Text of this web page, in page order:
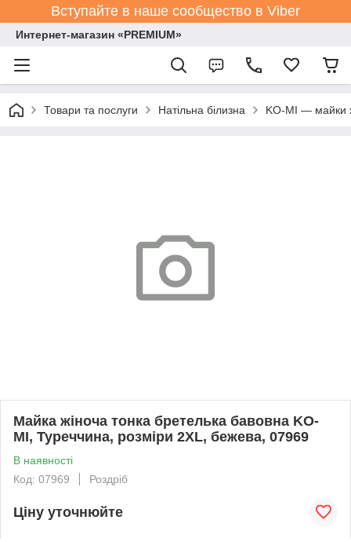
Вступайте в наше сообщество в Viber
Интернет-магазин «PREMIUM»
Товари та послуги Натільна білизна KO-MI — майки
Майка жіноча тонка бретелька бавовна KO-
MI, Туреччина, розміри 2XL, бежева, 07969
В наявності
Код: 07969
Роздріб
Ціну уточнюйте